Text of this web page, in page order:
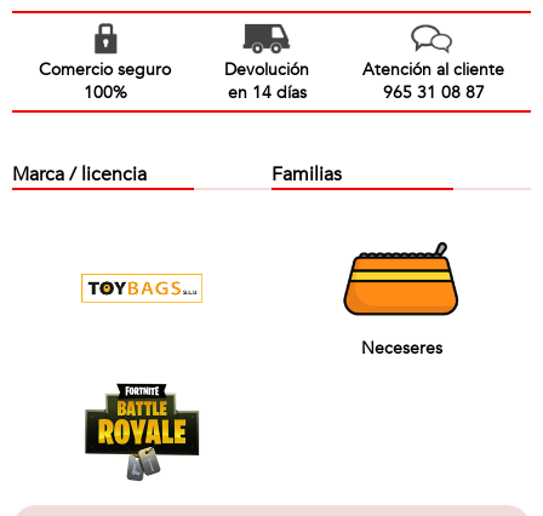
Comercio seguro
100%
Devolución
en 14 días
Atención al cliente
965 31 08 87
Marca / licencia Familias
Neceseres